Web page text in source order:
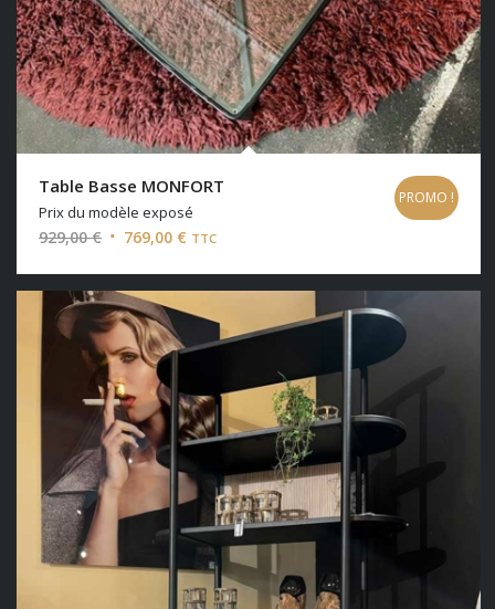
Table Basse MONFORT
Prix du modèle exposé
929,00€ Le
initial
était :
929,00 €.
769,00 € Le
actuel
est :
769,00 €.
TTC
PROMO !